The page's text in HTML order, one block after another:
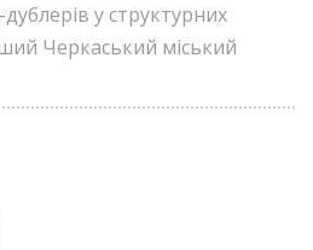
у структурних
Черкаський міський